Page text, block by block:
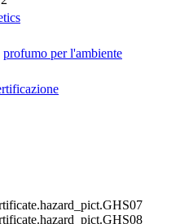
profumo per l'ambiente